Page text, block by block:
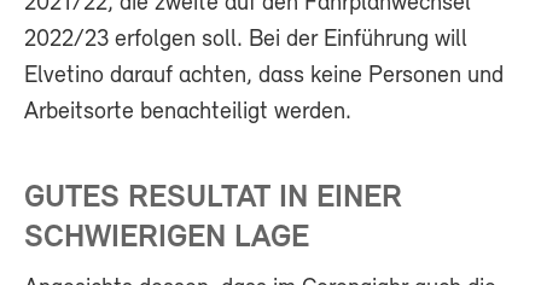
2022/23 erfolgen soll. Bei der Einführung will
Elvetino darauf achten, dass keine Personen und
Arbeitsorte benachteiligt werden.
GUTES RESULTAT IN EINER
SCHWIERIGEN LAGE